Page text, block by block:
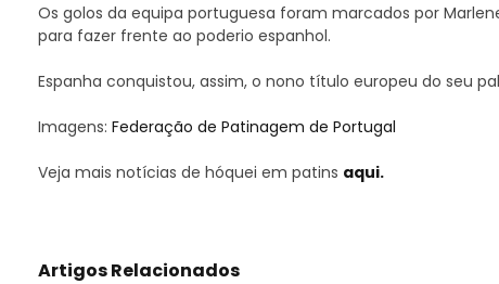
Os golos da equipa portuguesa foram marcados por
para fazer frente ao poderio espanhol.
Espanha conquistou, assim, o nono título europeu do seu
Imagens: Federação de Patinagem de Portugal
Veja mais notícias de hóquei em patins aqui.
Artigos Relacionados